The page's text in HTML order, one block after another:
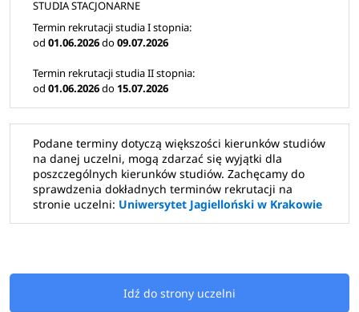
W roku akademickim 2026/2027 Uniwersytet
Jagielloński przygotował dla kandydatów ponad 16
obejmuje studia stacjonarne i niestacjonarne I i II
kandydatom na studia szeroki wybór ścieżek
kształcenia w różnych dziedzinach nauki.
Kolejne tury rekrutacji
wolne miejsca. Druga tura rekrutacji potrwa do 13
września 2026 roku.
STUDIA STACJONARNE
Termin rekrutacji studia I stopnia:
od 01.06.2026do09.07.2026
Termin rekrutacji studia II stopnia:
od 01.06.2026do 15.07.2026
Podane terminy dotyczą większości kierunków studiów
na danej uczelni, mogą zdarzać się wyjątki dla
poszczególnych kierunków studiów. Zachęcamy do
sprawdzenia dokładnych terminów rekrutacji na
stronie uczelni: Uniwersytet Jagielloński w Krakowie
Idź do strony uczelni